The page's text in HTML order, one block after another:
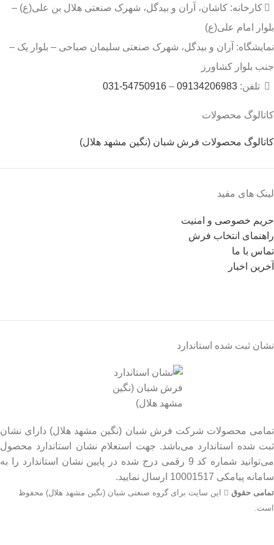
کارخانه: کاشان، آران و بیدگل، شهرک صنعتی هلال بن علی(ع) –
بلوار امام علی(ع)
نمایشگاه: آران و بیدگل، شهرک صنعتی سلیمان صباحی – بلوار یک –
جنب بلوار کشاورز
تلفن: 09134206983
–
54750916-031
کاتالوگ محصولات
کاتالوگ محصولات فرش شبان (نگین مشهد هلال)
لینک های مفید
حریم خصوصی و امنیت
راهنمای انتخاب فرش
تماس با ما
آخرین اخبار
نشان ثبت شده استاندارد
تمامی محصولات شرکت فرش شبان (نگین مشهد هلال) دارای نشان
ثبت شده استاندارد می‌باشد. جهت استعلام نشان استاندارد محصول
می‌توانید شماره کد 9 رقمی درج شده در پایین نشان استاندارد را به
سامانه پیامکی 10001517 ارسال نمایید.
تمامی حقوق
این سایت برای گروه صنعتی شبان (نگین مشهد هلال) محفوظ
است.